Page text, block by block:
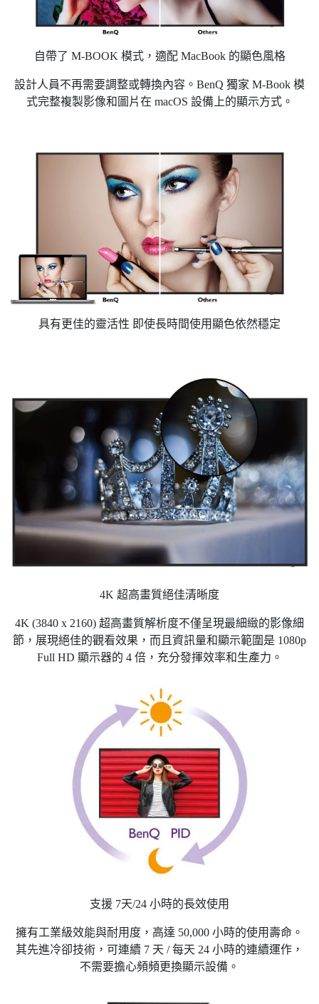
自帶了 M-BOOK 模式，適配 MacBook 的顯色風格
設計人員不再需要調整或轉換內容。BenQ 獨家 M-Book 模
式完整複製影像和圖片在 macOS 設備上的顯示方式。
具有更佳的靈活性 即使長時間使用顯色依然穩定
4K 超高畫質絕佳清晰度
4K (3840 x 2160) 超高畫質解析度不僅呈現最細緻的影像細
節，展現絕佳的觀看效果，而且資訊量和顯示範圍是 1080p
Full HD 顯示器的 4 倍，充分發揮效率和生產力。
支援 7天/24 小時的長效使用
擁有工業級效能與耐用度，高達 50,000 小時的使用壽命。
其先進冷卻技術，可連續 7 天 / 每天 24 小時的連續運作，
不需要擔心頻頻更換顯示設備。